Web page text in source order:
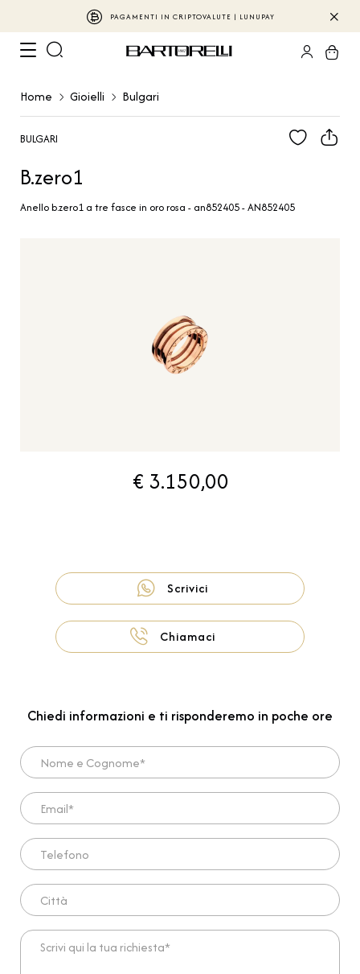
PAGAMENTI IN CRIPTOVALUTE | LUNUPAY
Home Gioielli Bulgari
BULGARI
B.zero1
Anello b.zero1 a tre fasce in oro rosa - an852405 - AN852405
€ 3.150,00
Scrivici
Chiamaci
Chiedi informazioni e ti risponderemo in poche ore
Nome e Cognome*
Email*
Telefono
Città
Scrivi qui la tua richiesta*